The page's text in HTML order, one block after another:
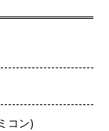
コン)